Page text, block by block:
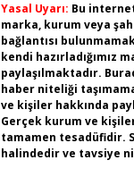
Yasal Uyarı: Bu
marka, kurum veya
bağlantısı
kendi hazırladığımız
paylaşılmaktadır.
haber niteliği
ve kişiler hakkında
Gerçek kurum ve
tamamen tesadüfidir.
halindedir ve tavsiye